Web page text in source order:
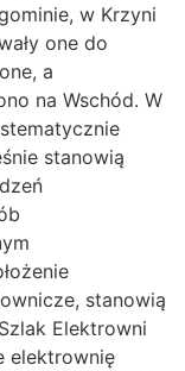
w Krzyni
one do
a
na Wschód. W
stanowią
stanowią
Elektrowni
elektrownię